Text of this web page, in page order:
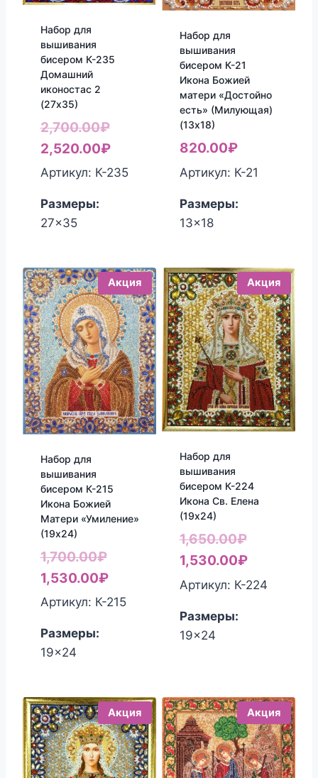
Набор для
вышивания
бисером К-235
Домашний
иконостас 2
(27х35)
2,700.00₽Первоначальная
цена
составляла
2,520.00₽Текущая
цена:
Артикул: К-235
Размеры:
27x35
Набор для
вышивания
бисером К-21
Икона Божией
матери «Достойно
есть» (Милующая)
(13х18)
820.00₽
Артикул: К-21
Размеры:
13x18
Акция
Набор для
вышивания
бисером К-215
Икона Божией
Матери «Умиление»
(19х24)
1,700.00₽Первоначальная
цена
составляла
1,530.00₽Текущая
цена:
Артикул: К-215
Размеры:
19x24
Акция
Набор для
вышивания
бисером К-224
Икона Св. Елена
(19х24)
1,650.00₽
цена
1,530.00₽Текущая
цена:
Артикул: К-224
Размеры:
19x24
Акция Акция